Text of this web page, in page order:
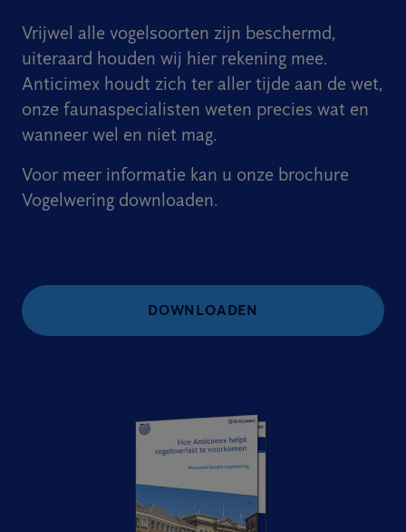
Vrijwel alle vogelsoorten zijn beschermd,
uiteraard houden wij hier rekening mee.
Anticimex houdt zich ter aller tijde aan de wet,
onze faunaspecialisten weten precies wat en
wanneer wel en niet mag.
Voor meer informatie kan u onze brochure
Vogelwering downloaden.
DOWNLOADEN